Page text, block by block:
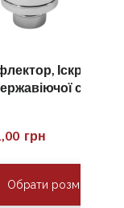
сталі
грн
Обрати розмір